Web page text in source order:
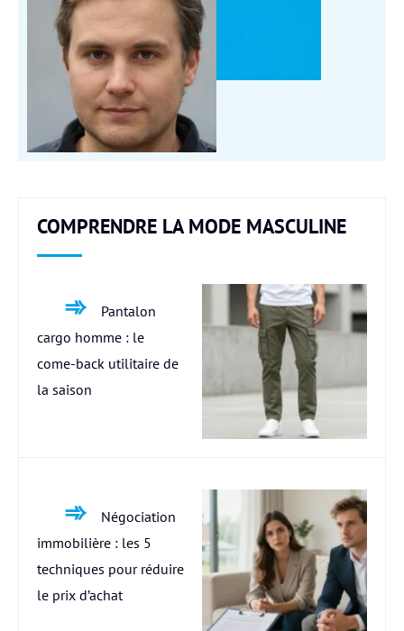
COMPRENDRE LA MODE MASCULINE
Pantalon
cargo homme : le
come-back utilitaire de
la saison
Négociation
immobilière : les 5
techniques pour réduire
le prix d’achat